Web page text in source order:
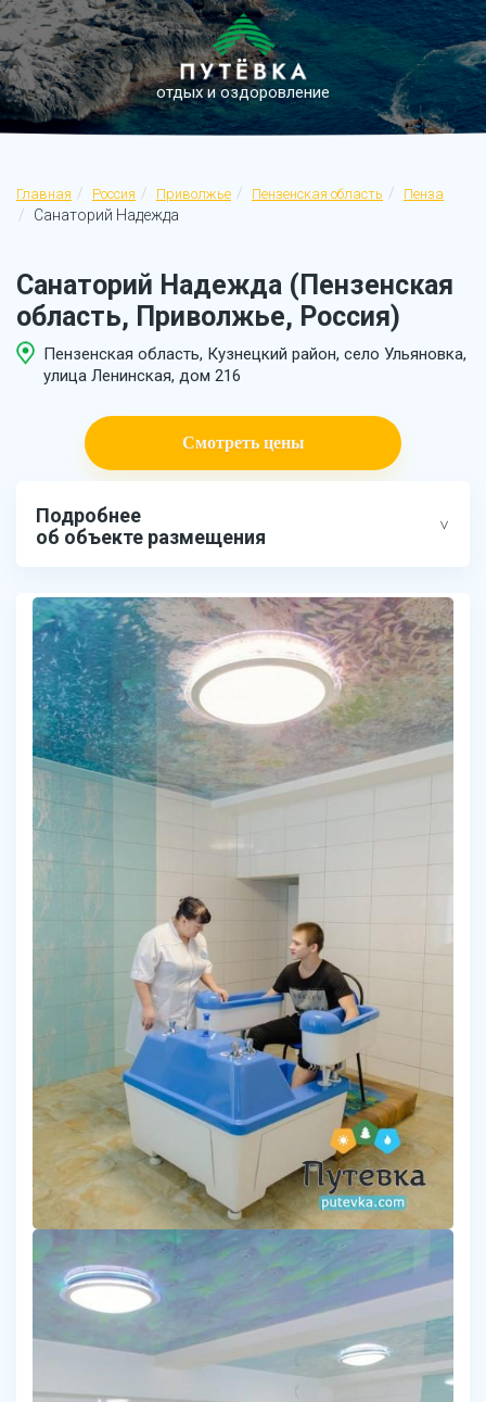
отдых и оздоровление
Главная Россия Приволжье Пензенская область Пенза
Санаторий Надежда
Санаторий Надежда (Пензенская
область, Приволжье, Россия)
Пензенская область, Кузнецкий район, село Ульяновка,
улица Ленинская, дом 216
Смотреть цены
Подробнее
об объекте размещения